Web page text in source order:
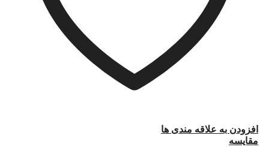
افزودن به علاقه مندی ها
مقایسه